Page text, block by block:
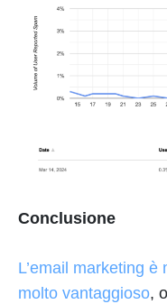
Conclusione
L’email marketing
molto vantaggioso,